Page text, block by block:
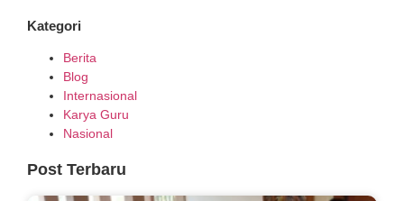
Kategori
Berita
Blog
Internasional
Karya Guru
Nasional
Post Terbaru